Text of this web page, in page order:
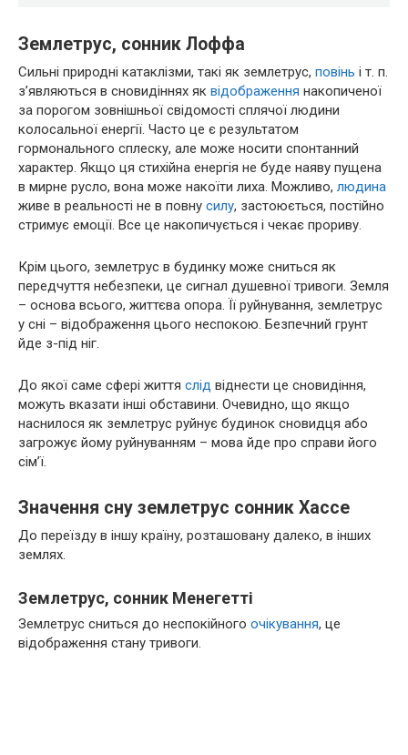
Землетрус, сонник Лоффа
Сильні природні катаклізми, такі як землетрус, повінь і т. п.
з’являються в сновидіннях як відображення накопиченої
за порогом зовнішньої свідомості сплячої людини
колосальної енергії. Часто це є результатом
гормонального сплеску, але може носити спонтанний
характер. Якщо ця стихійна енергія не буде наяву пущена
в мирне русло, вона може накоїти лиха. Можливо, людина
живе в реальності не в повну силу, застоюється, постійно
стримує емоції. Все це накопичується і чекає прориву.
Крім цього, землетрус в будинку може сниться як
передчуття небезпеки, це сигнал душевної тривоги. Земля
– основа всього, життєва опора. Її руйнування, землетрус
у сні – відображення цього неспокою. Безпечний грунт
йде з-під ніг.
До якої саме сфері життя слід віднести це сновидіння,
можуть вказати інші обставини. Очевидно, що якщо
наснилося як землетрус руйнує будинок сновидця або
загрожує йому руйнуванням – мова йде про справи його
сім’ї.
Значення сну землетрус сонник Хассе
До переїзду в іншу країну, розташовану далеко, в інших
землях.
Землетрус, сонник Менегетті
Землетрус сниться до неспокійного очікування, це
відображення стану тривоги.